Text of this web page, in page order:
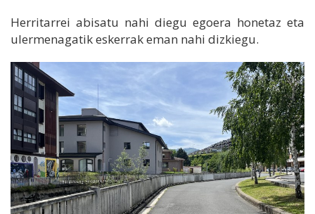
Herritarrei abisatu nahi diegu egoera honetaz eta
ulermenagatik eskerrak eman nahi dizkiegu.